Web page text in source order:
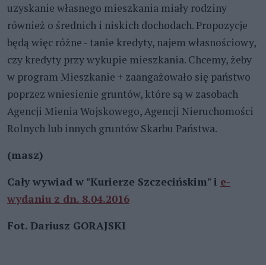
uzyskanie własnego mieszkania miały rodziny
również o średnich i niskich dochodach. Propozycje
będą więc różne - tanie kredyty, najem własnościowy,
czy kredyty przy wykupie mieszkania. Chcemy, żeby
w program Mieszkanie + zaangażowało się państwo
poprzez wniesienie gruntów, które są w zasobach
Agencji Mienia Wojskowego, Agencji Nieruchomości
Rolnych lub innych gruntów Skarbu Państwa.
(masz)
Cały wywiad w "Kurierze Szczecińskim" i e-
wydaniu z dn. 8.04.2016
Fot. Dariusz GORAJSKI